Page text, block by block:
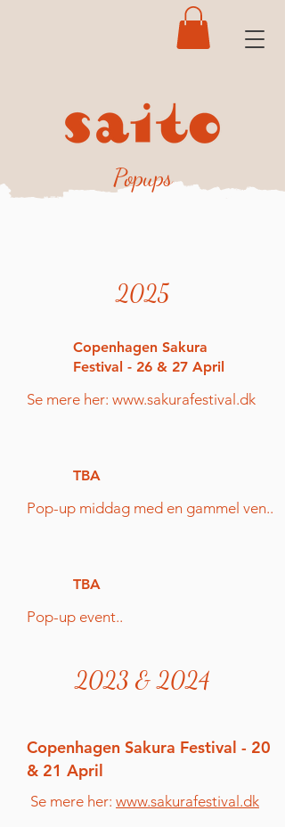
Popups
2025
Copenhagen Sakura
Festival - 26 & 27 April
Se mere her: www.sakurafestival.dk
TBA
Pop-up middag med en gammel ven..
TBA
Pop-up event..
2023 & 2024
Copenhagen Sakura Festival - 20
& 21 April
Se mere her: www.sakurafestival.dk